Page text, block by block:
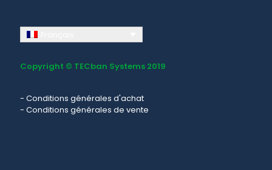
Copyright © TECban Systems 2019
- Conditions générales d'achat
- Conditions générales de vente